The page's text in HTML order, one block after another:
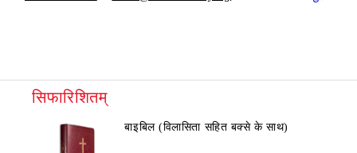
सिफारिशितम्
बाइबिल (विलासिता सहित बक्से के साथ)